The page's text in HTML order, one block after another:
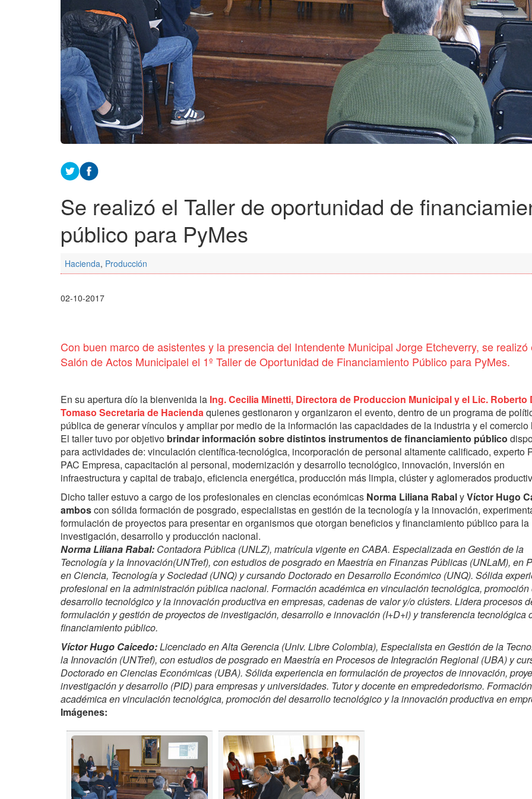
Se realizó el Taller de oportunidad de
público para PyMes
Hacienda, Producción
02-10-2017
Con buen marco de asistentes y la presencia del Intendente Municipal Jorge Etcheverry, se realizó
Salón de Actos Municipalel el 1º Taller de Oportunidad de Financiamiento Público para PyMes.
En su apertura dío la bienvenida la Ing. Cecilia Minetti, Directora de Produccion Municipal y el Lic. Roberto
Tomaso Secretaria de Haciendaquienes gestionaron y organizaron el evento, dentro de un programa de
pública de generar vínculos y ampliar por medio de la información las capacidades de la industria y el comercio
El taller tuvo por objetivo brindar información sobre distintos instrumentos de financiamiento público
para actividades de: vinculación científica-tecnológica, incorporación de personal altamente calificado, experto
PAC Empresa, capacitación al personal, modernización y desarrollo tecnológico, innovación, inversión en
infraestructura y capital de trabajo, eficiencia energética, producción más limpia, clúster y aglomerados
Dicho taller estuvo a cargo de los profesionales en ciencias económicas Norma Liliana RabalyVíctor Hugo
amboscon sólida formación de posgrado, especialistas en gestión de la tecnología y la innovación,
formulación de proyectos para presentar en organismos que otorgan beneficios y financiamiento público para la
investigación, desarrollo y producción nacional.
Norma Liliana Rabal: Contadora Pública (UNLZ), matrícula vigente en CABA. Especializada en Gestión de la
Tecnología y la Innovación(UNTref), con estudios de posgrado en Maestría en Finanzas Públicas (UNLaM), en
en Ciencia, Tecnología y Sociedad (UNQ) y cursando Doctorado en Desarrollo Económico (UNQ). Sólida
profesional en la administración pública nacional. Formación académica en vinculación tecnológica, promoción
desarrollo tecnológico y la innovación productiva en empresas, cadenas de valor y/o clústers. Lidera procesos
formulación y gestión de proyectos de investigación, desarrollo e innovación (I+D+i) y transferencia tecnológica
financiamiento público.
Víctor Hugo Caicedo:Licenciado en Alta Gerencia (Univ. Libre Colombia), Especialista en Gestión de la
la Innovación (UNTref), con estudios de posgrado en Maestría en Procesos de Integración Regional (UBA) y
Doctorado en Ciencias Económicas (UBA). Sólida experiencia en formulación de proyectos de innovación,
investigación y desarrollo (PID) para empresas y universidades. Tutor y docente en emprededorismo. Formación
académica en vinculación tecnológica, promoción del desarrollo tecnológico y la innovación productiva en
Imágenes: